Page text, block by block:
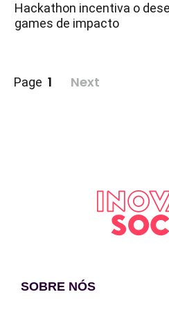
Hackathon incentiva o
games de impacto
Paginação
Page 1 Next
SOBRE NÓS